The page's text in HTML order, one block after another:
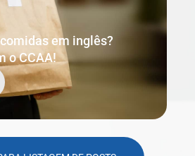
em inglês?
o CCAA!